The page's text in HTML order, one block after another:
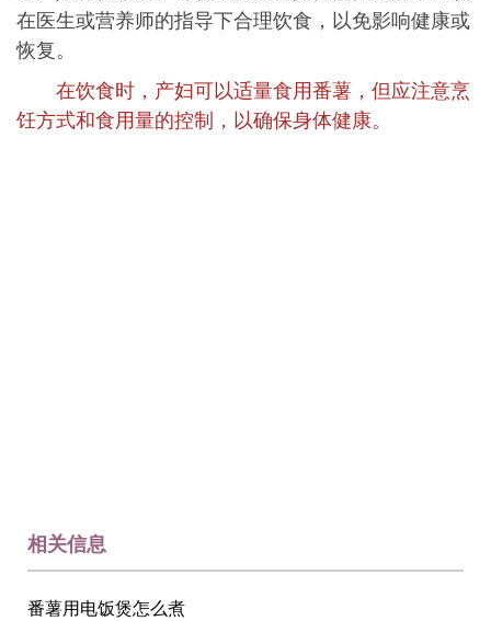
在医生或营养师的指导下合理饮食，以免影响健康或
恢复。
在饮食时，产妇可以适量食用番薯，但应注意烹
饪方式和食用量的控制，以确保身体健康。
相关信息
番薯用电饭煲怎么煮